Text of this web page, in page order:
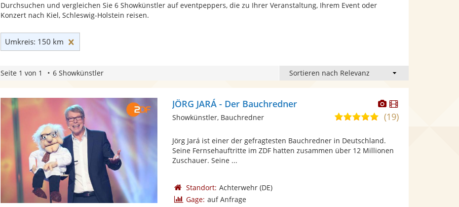
Durchsuchen und vergleichen Sie 6 Showkünstler auf eventpeppers, die zu Ihrer Veranstaltung, Ihrem Event oder
Konzert nach Kiel, Schleswig-Holstein reisen.
Umkreis: 150 km
Seite 1 von 1 6 Showkünstler
Dieser
Künstler
stellt
Dieser
Künstler
JÖRG JARÁ - Der Bauchredner
5,0
5
Sternen
(19)
Showkünstler, Bauchredner
Jörg Jará ist einer der gefragtesten Bauchredner in Deutschland.
Seine Fernsehauftritte im ZDF hatten zusammen über 12 Millionen
Zuschauer. Seine ...
Standort: Achterwehr(DE)
Gage: auf Anfrage